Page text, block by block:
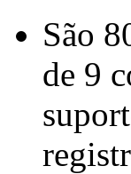
São
de 9